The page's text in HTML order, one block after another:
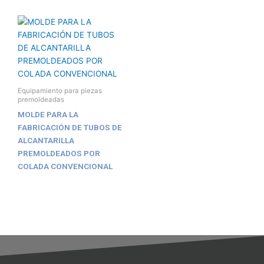
Equipamiento para piezas
premoldeadas
MOLDE PARA LA
FABRICACIÓN DE TUBOS DE
ALCANTARILLA
PREMOLDEADOS POR
COLADA CONVENCIONAL